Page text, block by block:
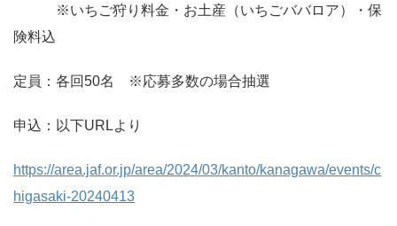
※いちご狩り料⾦・お⼟産（いちごババロア）・保
険料込
定員：各回50名 ※応募多数の場合抽選
申込：以下URLより
https://area.jaf.or.jp/area/2024/03/kanto/kanagawa/events/c
higasaki-20240413